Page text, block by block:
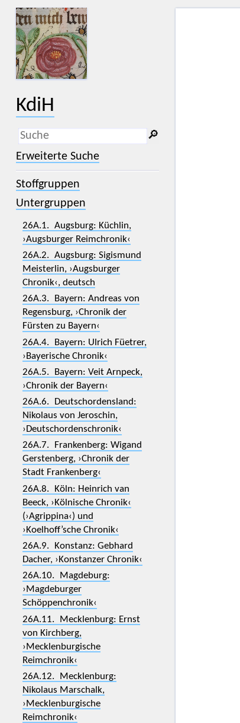
KdiH
_
(der Unterstrich) ist Platzhalter für
genau ein Zeichen.
% (das Prozentzeichen) ist Platzhalter
für kein, ein oder mehr als ein
🔎︎
Erweiterte Suche
Stoffgruppen
Untergruppen
26A.1. Augsburg: Küchlin,
›Augsburger Reimchronik‹
26A.2. Augsburg: Sigismund
Meisterlin, ›Augsburger
Chronik‹, deutsch
26A.3. Bayern: Andreas von
Regensburg, ›Chronik der
Fürsten zu Bayern‹
26A.4. Bayern: Ulrich Füetrer,
›Bayerische Chronik‹
26A.5. Bayern: Veit Arnpeck,
›Chronik der Bayern‹
26A.6. Deutschordensland:
Nikolaus von Jeroschin,
›Deutschordenschronik‹
26A.7. Frankenberg: Wigand
Gerstenberg, ›Chronik der
Stadt Frankenberg‹
26A.8. Köln: Heinrich van
Beeck, ›Kölnische Chronik‹
(›Agrippina‹) und
›Koelhoff’sche Chronik‹
26A.9. Konstanz: Gebhard
Dacher, ›Konstanzer Chronik‹
26A.10. Magdeburg:
›Magdeburger
Schöppenchronik‹
26A.11. Mecklenburg: Ernst
von Kirchberg,
›Mecklenburgische
Reimchronik‹
26A.12. Mecklenburg:
Nikolaus Marschalk,
›Mecklenburgische
Reimchronik‹